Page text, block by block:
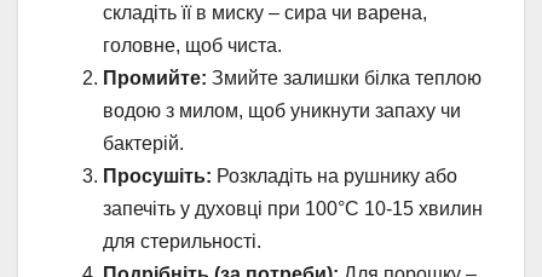
складіть її в миску – сира чи варена,
головне, щоб чиста.
Промийте: Змийте залишки білка теплою
водою з милом, щоб уникнути запаху чи
бактерій.
Просушіть: Розкладіть на рушнику або
запечіть у духовці при 100°C 10-15 хвилин
для стерильності.